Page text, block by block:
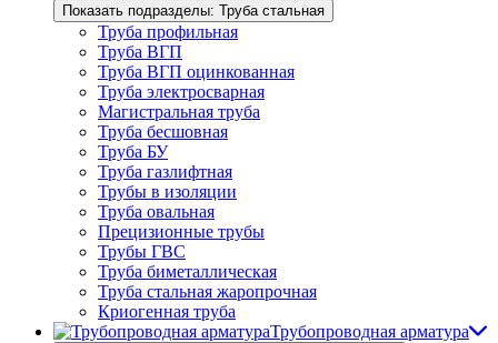
Показать подразделы: Труба стальная
Труба профильная
Труба ВГП
Труба ВГП оцинкованная
Труба электросварная
Магистральная труба
Труба бесшовная
Труба БУ
Труба газлифтная
Трубы в изоляции
Труба овальная
Прецизионные трубы
Трубы ГВС
Труба биметаллическая
Труба стальная жаропрочная
Криогенная труба
Трубопроводная арматура